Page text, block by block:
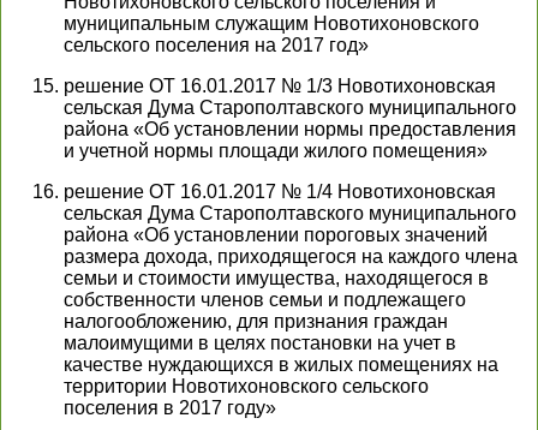
муниципальным служащим Новотихоновского
сельского поселения на 2017 год»
решение ОТ 16.01.2017 № 1/3 Новотихоновская
сельская Дума Старополтавского муниципального
района «Об установлении нормы предоставления
и учетной нормы площади жилого помещения»
решение ОТ 16.01.2017 № 1/4 Новотихоновская
сельская Дума Старополтавского муниципального
района «Об установлении пороговых значений
размера дохода, приходящегося на каждого члена
семьи и стоимости имущества, находящегося в
собственности членов семьи и подлежащего
налогообложению, для признания граждан
малоимущими в целях постановки на учет в
качестве нуждающихся в жилых помещениях на
территории Новотихоновского сельского
поселения в 2017 году»